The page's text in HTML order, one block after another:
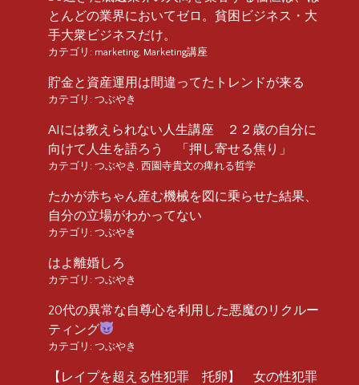
とんどの業界においてゼロ。貧困ビジネス・大
手大衆ビジネスだけ。
カテゴリ: marketing Marketing講座
貯金と資産運用は間違ってたトレンドが来る
カテゴリ: つぶやき
AIには教えられない人生講座 ２２歳の自分に
向けて人生を語ろう 「押し寄せる焦り」
カテゴリ: つぶやき 西園寺貴文の痺れる哲学
たかが赤ちゃん産む機械を図に乗らせた結果、
自分の立場がわかってない
カテゴリ: つぶやき
はよ離婚しろ
カテゴリ: つぶやき
20代の異常な自尊心を利用した悪魔のリクルー
ティング
カテゴリ: つぶやき
【レイプを超える性犯罪 托卵】 女の性犯罪